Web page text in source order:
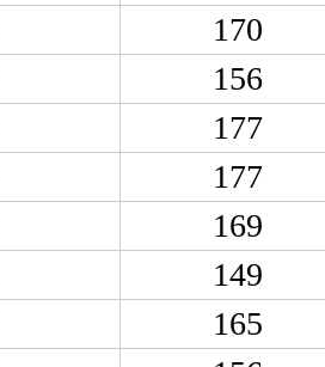
170
156
177
177
169
149
165